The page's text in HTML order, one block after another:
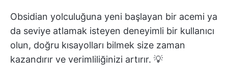
Obsidian yolculuğuna yeni başlayan bir acemi ya
da seviye atlamak isteyen deneyimli bir kullanıcı
olun, doğru kısayolları bilmek size zaman
kazandırır ve verimliliğinizi artırır. 💡